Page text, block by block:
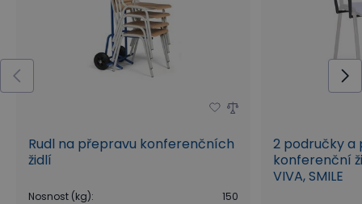
Rudl na přepravu konferenčních
židlí
Nosnost (kg):
150
2 područky a
konferenční
VIVA, SMILE